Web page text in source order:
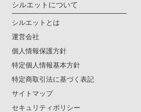
シルエットについて
シルエットとは
運営会社
個人情報保護方針
特定個人情報基本方針
特定商取引法に基づく表記
サイトマップ
セキュリティポリシー